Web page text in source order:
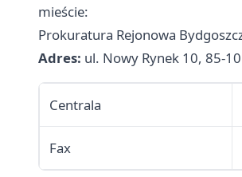
mieście:
Prokuratura Rejonowa
Adres: ul. Nowy Rynek 10, 85-
Centrala
Fax